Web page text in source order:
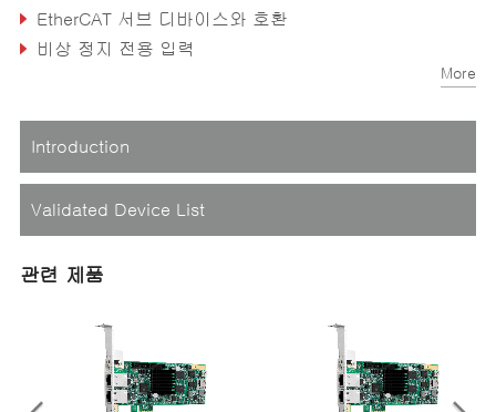
EtherCAT 서브 디바이스와 호환
비상 정지 전용 입력
More
Introduction
Validated Device List
관련 제품